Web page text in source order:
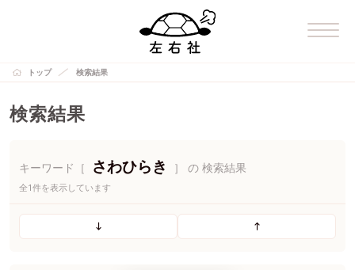
トップ 検索結果
検索結果
キーワード［ さわひらき ］ の 検索結果
全1件を表示しています